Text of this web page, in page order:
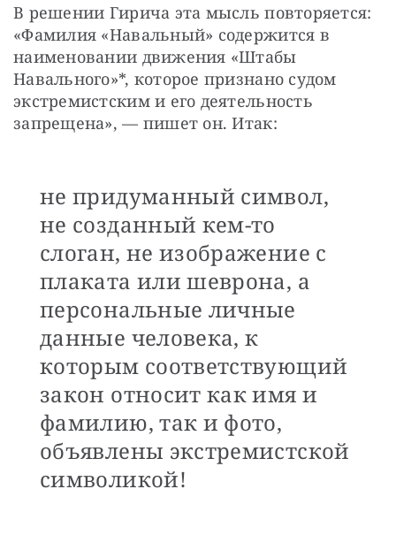
В решении Гирича эта мысль повторяется:
«Фамилия «Навальный» содержится в
наименовании движения «Штабы
Навального»*, которое признано судом
экстремистским и его деятельность
запрещена», — пишет он. Итак:
не придуманный символ,
не созданный кем-то
слоган, не изображение с
плаката или шеврона, а
персональные личные
данные человека, к
которым соответствующий
закон относит как имя и
фамилию, так и фото,
объявлены экстремистской
символикой!